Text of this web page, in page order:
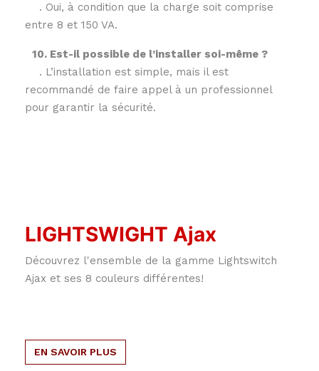
. Oui, à condition que la charge soit comprise
entre 8 et 150 VA.
10. Est-il possible de l’installer soi-même ?
. L’installation est simple, mais il est
recommandé de faire appel à un professionnel
pour garantir la sécurité.
LIGHTSWIGHT Ajax
Découvrez l'ensemble de la gamme Lightswitch
Ajax et ses 8 couleurs différentes!
EN SAVOIR PLUS